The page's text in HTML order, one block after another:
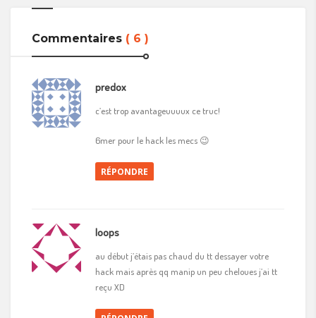
Commentaires ( 6 )
predox
c’est trop avantageuuuux ce truc!
6mer pour le hack les mecs 😉
RÉPONDRE
loops
au début j’étais pas chaud du tt dessayer votre
hack mais après qq manip un peu cheloues j’ai tt
reçu XD